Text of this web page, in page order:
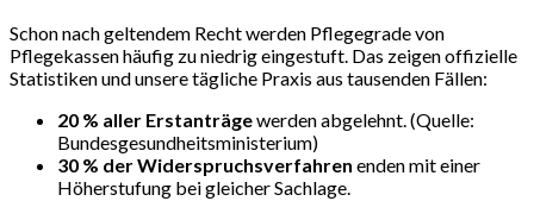
Schon nach geltendem Recht werden Pflegegrade von
Pflegekassen häufig zu niedrig eingestuft. Das zeigen offizielle
Statistiken und unsere tägliche Praxis aus tausenden Fällen:
20 % aller Erstanträgewerden abgelehnt.(Quelle:
Bundesgesundheitsministerium)
30 % der Widerspruchsverfahren enden mit einer
Höherstufung bei gleicher Sachlage.